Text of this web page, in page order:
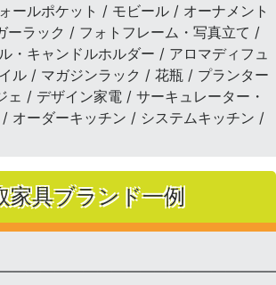
ールポケット / モビール / オーナメント
ーラック / フォトフレーム・写真立て /
・キャンドルホルダー / アロマディフュ
ル / マガジンラック / 花瓶 / プランター
/ デザイン家電 / サーキュレーター・
オーダーキッチン / システムキッチン /
家具ブランド一例